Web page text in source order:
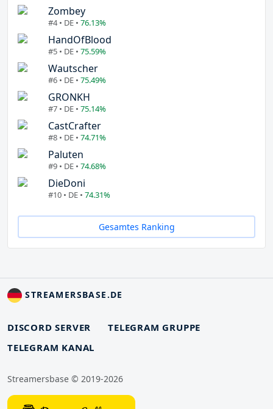
Zombey
#4 • DE • 76.13%
HandOfBlood
#5 • DE • 75.59%
Wautscher
#6 • DE • 75.49%
GRONKH
#7 • DE • 75.14%
CastCrafter
#8 • DE • 74.71%
Paluten
#9 • DE • 74.68%
DieDoni
#10 • DE • 74.31%
Gesamtes Ranking
STREAMERSBASE.DE
DISCORD SERVER
TELEGRAM GRUPPE
TELEGRAM KANAL
Streamersbase © 2019-2026